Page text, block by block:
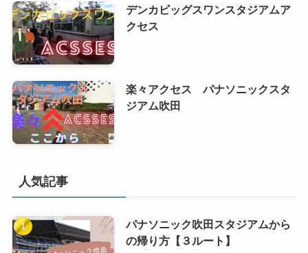
デンカビッグスワンスタジアムア
クセス
楽々アクセス パナソニックスタ
ジアム吹田
人気記事
パナソニック吹田スタジアムから
の帰り方【３ルート】